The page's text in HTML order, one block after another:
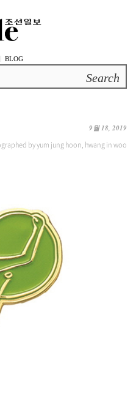
BLOG
9월 18, 2019
by yum jung hoon, hwang in woo